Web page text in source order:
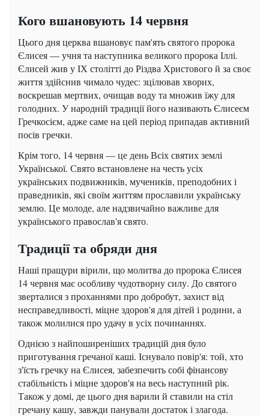
Кого вшановують 14 червня
Цього дня церква вшановує пам'ять святого пророка
Єлисея — учня та наступника великого пророка Іллі.
Єлисей жив у ІХ столітті до Різдва Христового й за своє
життя здійснив чимало чудес: зцілював хворих,
воскрешав мертвих, очищав воду та множив їжу для
голодних. У народній традиції його називають Єлисеєм
Гречкосієм, адже саме на цей період припадав активний
посів гречки.
Крім того, 14 червня — це день Всіх святих землі
Української. Свято встановлене на честь усіх
українських подвижників, мучеників, преподобних і
праведників, які своїм життям прославили українську
землю. Це молоде, але надзвичайно важливе для
українського православ'я свято.
Традиції та обряди дня
Наші пращури вірили, що молитва до пророка Єлисея
14 червня має особливу чудотворну силу. До святого
зверталися з проханнями про добробут, захист від
несправедливості, міцне здоров'я для дітей і родини, а
також молилися про удачу в усіх починаннях.
Однією з найпоширеніших традицій дня було
приготування гречаної каші. Існувало повір'я: той, хто
з'їсть гречку на Єлисея, забезпечить собі фінансову
стабільність і міцне здоров'я на весь наступний рік.
Також у домі, де цього дня варили й ставили на стіл
гречану кашу, завжди панували достаток і злагода.